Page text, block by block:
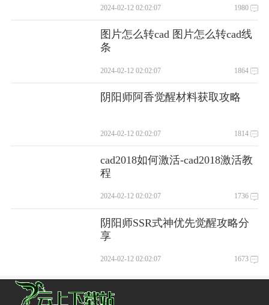
2024-02-12 02:02:07 1980
图片怎么转cad 图片怎么转cad线
条
2024-02-12 02:02:07 1864
阴阳师阿香觉醒材料获取攻略
2024-02-12 02:02:07 1814
cad2018如何激活-cad2018激活教
程
2024-02-12 02:02:07 1736
阴阳师SSR式神优先觉醒攻略分
享
2024-02-12 02:02:07 1673